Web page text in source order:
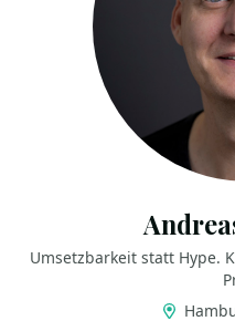
Umsetzbarkeit statt Hype.